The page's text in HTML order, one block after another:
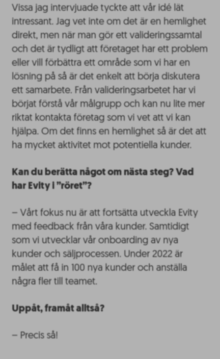
Vissa jag intervjuade tyckte att vår idé lät
intressant. Jag vet inte om det är en hemlighet
direkt, men när man gör ett valideringssamtal
och det är tydligt att företaget har ett problem
eller vill förbättra ett område som vi har en
lösning på så är det enkelt att börja diskutera
ett samarbete. Från valideringsarbetet har vi
börjat förstå vår målgrupp och kan nu lite mer
riktat kontakta företag som vi vet att vi kan
hjälpa. Om det finns en hemlighet så är det att
ha mycket aktivitet mot potentiella kunder.
Kan du berätta något om nästa steg? Vad
har Evity i ”röret”?
– Vårt fokus nu är att fortsätta utveckla Evity
med feedback från våra kunder. Samtidigt
som vi utvecklar vår onboarding av nya
kunder och säljprocessen. Under 2022 är
målet att få in 100 nya kunder och anställa
några fler till teamet.
Uppåt, framåt alltså?
– Precis så!